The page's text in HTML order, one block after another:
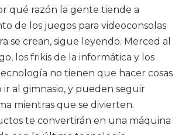
qué razón la gente tiende a
de los juegos para videoconsolas
se crean, sigue leyendo. Merced al
los frikis de la informática y los
no tienen que hacer cosas
al gimnasio, y pueden seguir
mientras que se divierten.
te convertirán en una máquina